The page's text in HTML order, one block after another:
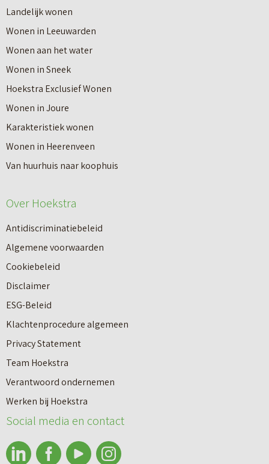
Nieuwbouw
Huren
r
I
n
8
s
t
a
p
p
n
n
a
a
r
e
e
n
n
i
e
u
o
v
e
r
V
a
n
n
e
u
Landelijk wonen
Wonen in Leeuwarden
Wonen aan het water
Wonen in Sneek
Hoekstra Exclusief Wonen
Wonen in Joure
Karakteristiek wonen
Wonen in Heerenveen
Van huurhuis naar koophuis
Over Hoekstra
Antidiscriminatiebeleid
Algemene voorwaarden
Cookiebeleid
Disclaimer
ESG-Beleid
Klachtenprocedure algemeen
Privacy Statement
Team Hoekstra
Verantwoord ondernemen
Werken bij Hoekstra
Social media en contact